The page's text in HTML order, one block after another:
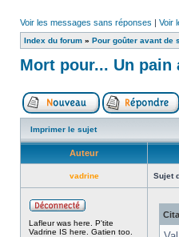
Voir les messages sans réponses | Voir
Index du forum » Pour goûter avant de
Mort pour... Un pain
Imprimer le sujet
Auteur
vadrine Sujet
Lafleur was here. P'tite
Vadrine IS here. Gatien too.